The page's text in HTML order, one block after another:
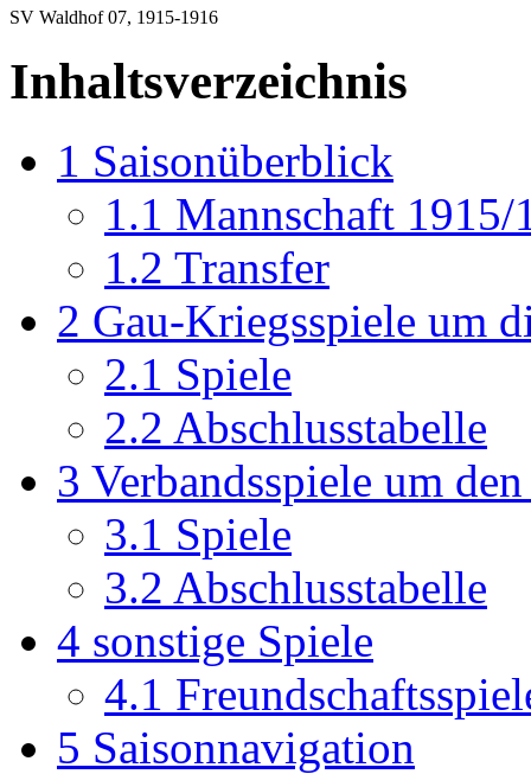
SV Waldhof 07, 1915-1916
Inhaltsverzeichnis
1 Saisonüberblick
1.1 Mannschaft 1915/
1.2 Transfer
2 Gau-Kriegsspiele um
2.1 Spiele
2.2 Abschlusstabelle
3 Verbandsspiele um
3.1 Spiele
3.2 Abschlusstabelle
4 sonstige Spiele
4.1
5 Saisonnavigation